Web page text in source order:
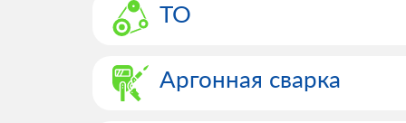
ТО
Аргонная сварка